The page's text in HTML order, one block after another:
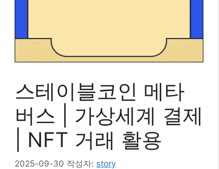
스테이블코인 메타
버스 | 가상세계 결제
| NFT 거래 활용
2025-09-30 작성자: story